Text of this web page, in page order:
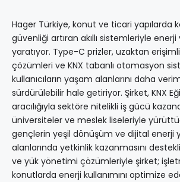
Hager Türkiye, konut ve ticari yapılarda
güvenliği artıran akıllı sistemleriyle
yaratıyor. Type-C prizler, uzaktan
çözümleri ve KNX tabanlı otomasyon
kullanıcıların yaşam alanlarını daha
sürdürülebilir hale getiriyor. Şirket, KNX
aracılığıyla sektöre nitelikli iş gücü
üniversiteler ve meslek liseleriyle
gençlerin yeşil dönüşüm ve dijital enerji
alanlarında yetkinlik kazanmasını
ve yük yönetimi çözümleriyle şirket;
konutlarda enerji kullanımını optimize